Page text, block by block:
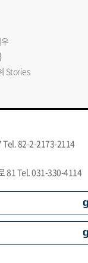
Stories
Tel. 82-2-2173-2114
81 Tel. 031-330-4114